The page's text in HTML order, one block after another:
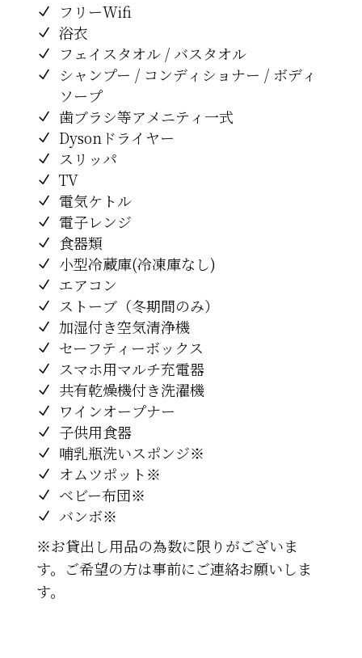
フリーWifi
浴衣
フェイスタオル / バスタオル
シャンプー / コンディショナー / ボディ
ソープ
歯ブラシ等アメニティ一式
Dysonドライヤー
スリッパ
TV
電気ケトル
電子レンジ
食器類
小型冷蔵庫(冷凍庫なし)
エアコン
ストーブ（冬期間のみ）
加湿付き空気清浄機
セーフティーボックス
スマホ用マルチ充電器
共有乾燥機付き洗濯機
ワインオープナー
子供用食器
哺乳瓶洗いスポンジ※
オムツポット※
ベビー布団※
バンボ※
※お貸出し用品の為数に限りがございま
す。ご希望の方は事前にご連絡お願いしま
す。